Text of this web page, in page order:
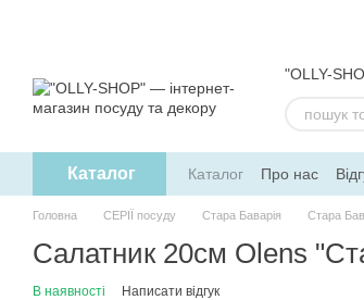
"OLLY-
Каталог Каталог Про нас
Обмін та повернення
Головна СЕРІЇ посуду Стара Баварія Стара
Салатник 20см Olens
В наявності Написати відгук